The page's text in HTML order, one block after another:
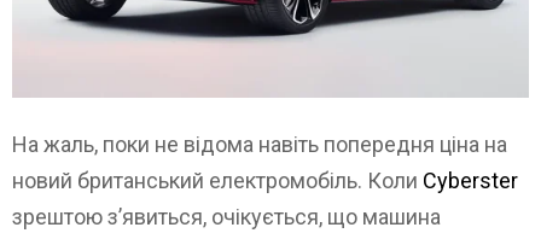
На жаль, поки не відома навіть попередня ціна на
новий британський електромобіль. Коли Cyberster
зрештою з’явиться, очікується, що машина